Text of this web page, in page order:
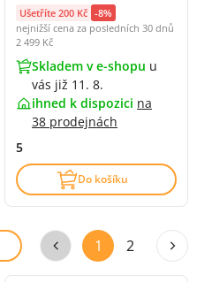
Ušetříte 200 Kč -8%
nejnižší cena za posledních 30 dnů
2 499 Kč
Skladem v e-shopu u
vás již 11. 8.
ihned k dispozici na
38 prodejnách
5
Do košíku
1 2